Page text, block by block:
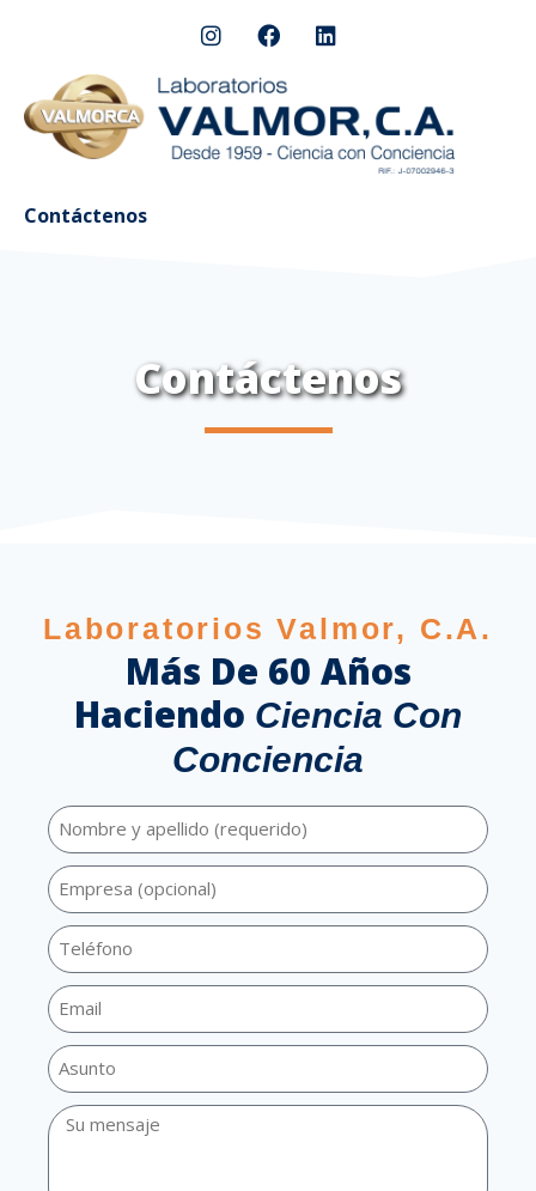
Contáctenos
Contáctenos
Laboratorios Valmor, C.A.
Más De 60 Años
Haciendo Ciencia Con
Conciencia